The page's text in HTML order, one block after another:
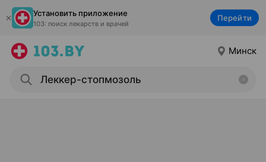
Установить приложение
103: поиск лекарств и врачей
Перейти
Минск